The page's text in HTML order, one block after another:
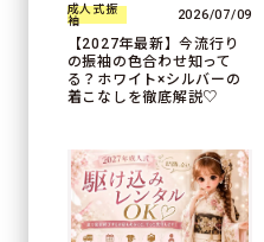
成人式振
袖
2026/07/09
【2027年最新】今流行り
の振袖の色合わせ知って
る？ホワイト×シルバーの
着こなしを徹底解説♡